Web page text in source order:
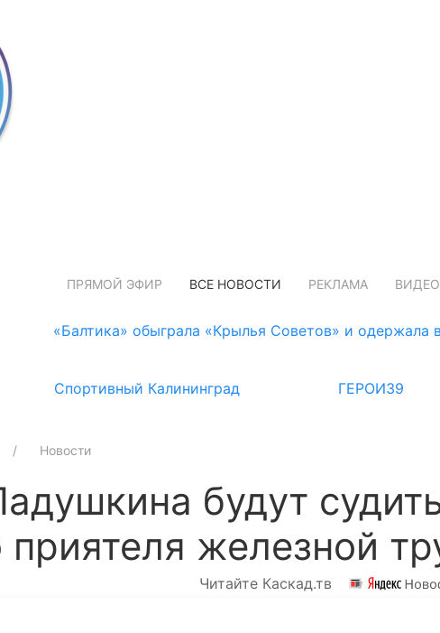
ПРЯМОЙ ЭФИР ВСЕ НОВОСТИ РЕКЛАМА ВИДЕО
«Балтика» обыграла «Крылья Советов» и
Спортивный Калининград
ГЕРОИ39
Новости
будут
приятеля железной
Читайте Каскад.тв